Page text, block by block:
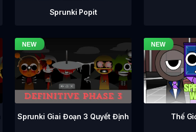
Sprunki Popit
Sprunki Giai Đoạn 3 Quyết Định Thế